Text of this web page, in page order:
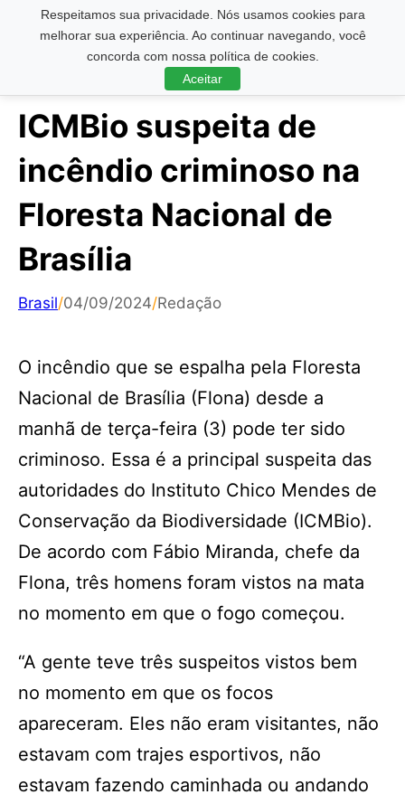
Respeitamos sua privacidade. Nós usamos cookies para
melhorar sua experiência. Ao continuar navegando, você
concorda com nossa política de cookies.
Aceitar
Pesquisar ...
ICMBio suspeita de
incêndio criminoso na
Floresta Nacional de
Brasília
Brasil/04/09/2024/Redação
O incêndio que se espalha pela Floresta
Nacional de Brasília (Flona) desde a
manhã de terça-feira (3) pode ter sido
criminoso. Essa é a principal suspeita das
autoridades do Instituto Chico Mendes de
Conservação da Biodiversidade (ICMBio).
De acordo com Fábio Miranda, chefe da
Flona, três homens foram vistos na mata
no momento em que o fogo começou.
“A gente teve três suspeitos vistos bem
no momento em que os focos
apareceram. Eles não eram visitantes, não
estavam com trajes esportivos, não
estavam fazendo caminhada ou andando